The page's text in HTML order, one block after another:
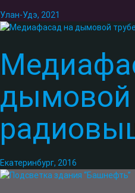
Улан-Удэ, 2021
дымовой
Екатеринбург, 2016